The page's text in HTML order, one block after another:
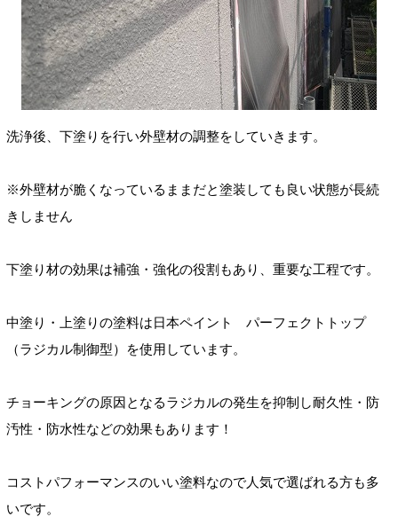
洗浄後、下塗りを行い外壁材の調整をしていきます。
※外壁材が脆くなっているままだと塗装しても良い状態が長続
きしません
下塗り材の効果は補強・強化の役割もあり、重要な工程です。
中塗り・上塗りの塗料は日本ペイント パーフェクトトップ
（ラジカル制御型）を使用しています。
チョーキングの原因となるラジカルの発生を抑制し耐久性・防
汚性・防水性などの効果もあります！
コストパフォーマンスのいい塗料なので人気で選ばれる方も多
いです。